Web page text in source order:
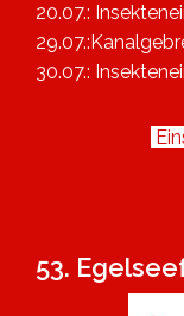
20.07.:
30.07.:
53.